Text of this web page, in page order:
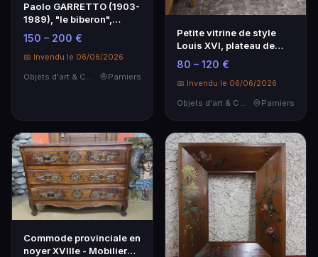
Paolo GARRETTO (1903-
1989), "le biberon",
dessin en couleurs…
150 – 200 €
📅 Invendu le 06/06/2026
Objets d'art & Curiosités
Pamiers
Petite vitrine de style
Louis XVI, plateau de
marbre, h.
80 – 120 €
📅 Invendu le 06/06/2026
Pamiers
Commode provinciale en
noyer XVIIIe - Mobilier